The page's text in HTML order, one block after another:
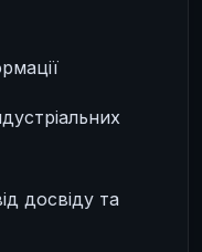
досвіду та